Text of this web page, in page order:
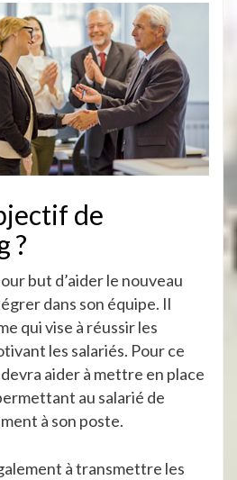
de
?
but d’aider le nouveau
dans son équipe. Il
qui vise à réussir les
les salariés. Pour ce
aider à mettre en place
au salarié de
à son poste.
à transmettre les